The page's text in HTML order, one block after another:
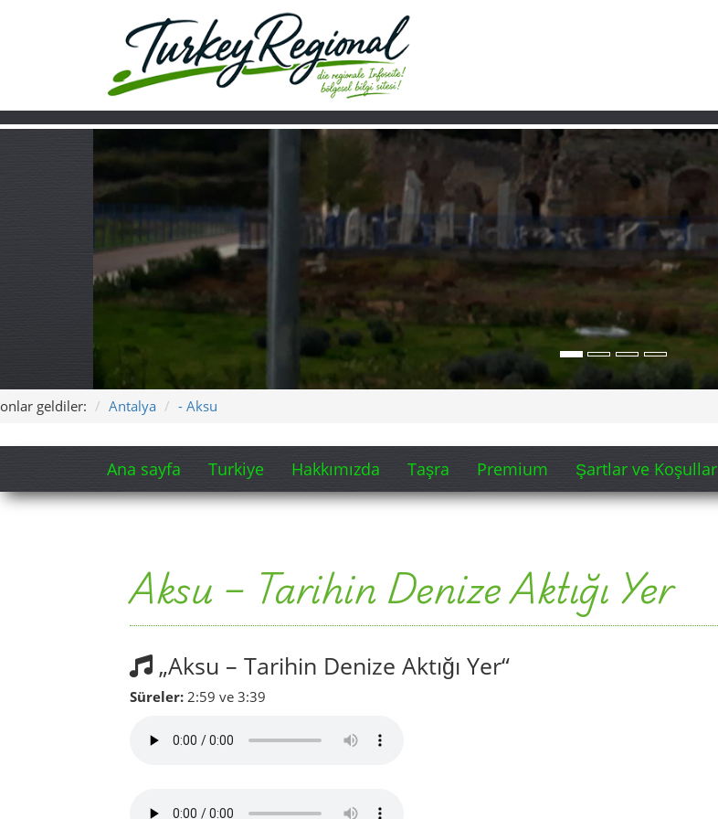
onlar geldiler: Antalya - Aksu
Ana sayfa Turkiye Hakkımızda Taşra Premium Şartlar ve Koşullar
Aksu – Tarihin Denize Aktığı Yer
„Aksu – Tarihin Denize Aktığı Yer“
Süreler: 2:59 ve 3:39